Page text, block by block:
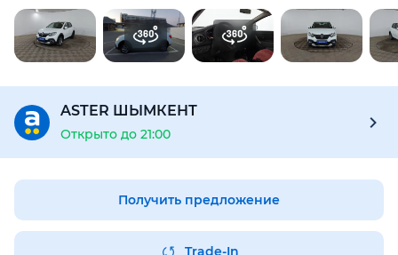
ASTER ШЫМКЕНТ
Открыто до 21:00
Получить предложение
Trade-In